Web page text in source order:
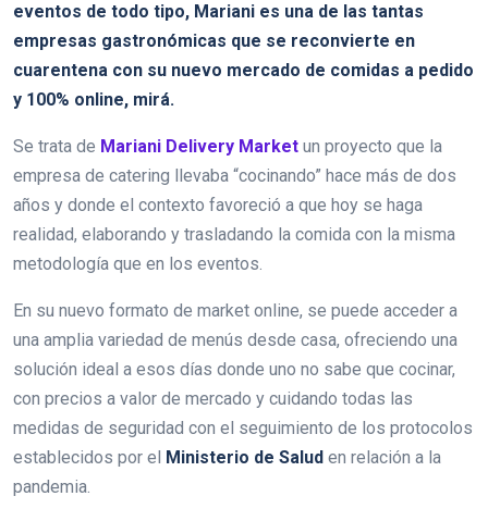
eventos de todo tipo, Mariani es una de las tantas
empresas gastronómicas que se reconvierte en
cuarentena con su nuevo mercado de comidas a pedido
y 100% online, mirá.
Se trata de Mariani Delivery Market un proyecto que la
empresa de catering llevaba “cocinando” hace más de dos
años y donde el contexto favoreció a que hoy se haga
realidad, elaborando y trasladando la comida con la misma
metodología que en los eventos.
En su nuevo formato de market online, se puede acceder a
una amplia variedad de menús desde casa, ofreciendo una
solución ideal a esos días donde uno no sabe que cocinar,
con precios a valor de mercado y cuidando todas las
medidas de seguridad con el seguimiento de los protocolos
establecidos por el
Ministerio de Salud en relación a la
pandemia.